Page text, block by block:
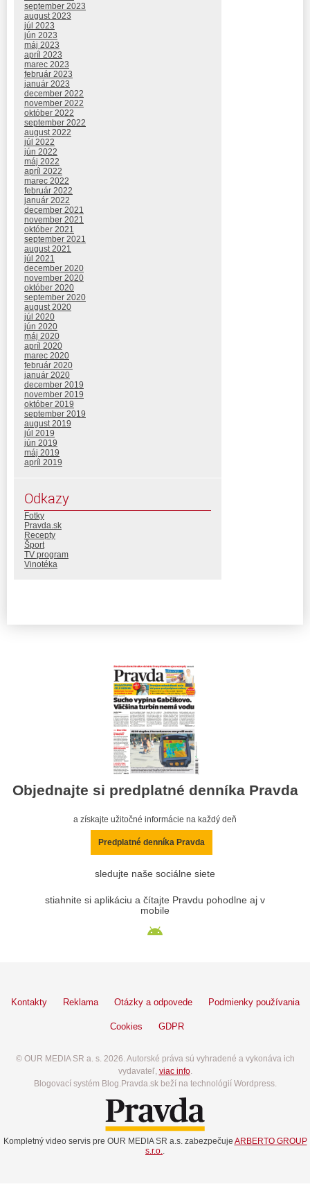
september 2023
august 2023
júl 2023
jún 2023
máj 2023
apríl 2023
marec 2023
február 2023
január 2023
december 2022
november 2022
október 2022
september 2022
august 2022
júl 2022
jún 2022
máj 2022
apríl 2022
marec 2022
február 2022
január 2022
december 2021
november 2021
október 2021
september 2021
august 2021
júl 2021
december 2020
november 2020
október 2020
september 2020
august 2020
júl 2020
jún 2020
máj 2020
apríl 2020
marec 2020
február 2020
január 2020
december 2019
november 2019
október 2019
september 2019
august 2019
júl 2019
jún 2019
máj 2019
apríl 2019
Odkazy
Fotky
Pravda.sk
Recepty
Šport
TV program
Vinotéka
Objednajte si predplatné denníka Pravda
a získajte užitočné informácie na každý deň
Predplatné denníka Pravda
sledujte naše sociálne siete
stiahnite si aplikáciu a čítajte Pravdu pohodlne aj v
mobile
Kontakty Reklama Otázky a odpovede Podmienky používania
Cookies GDPR
© OUR MEDIA SR a. s. 2026. Autorské práva sú vyhradené a vykonáva ich
vydavateľ, viac info.
Blogovací systém Blog.Pravda.sk beží na technológií Wordpress.
Kompletný video servis pre OUR MEDIA SR a.s. zabezpečuje ARBERTO GROUP
s.r.o.